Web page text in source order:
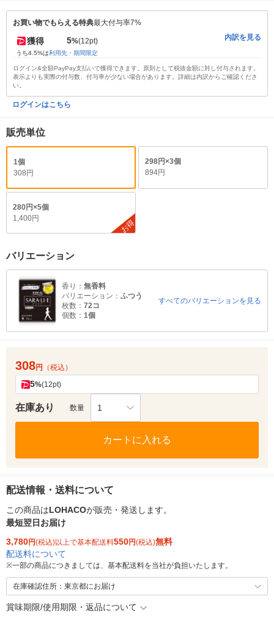
お買い物でもらえる特典最大付与率7%
獲得 5%(12pt)
うち4.5%は利用先・期間限定
内訳を見る
ログイン&全額PayPay支払いで獲得できます。原則として税抜金額に対し付与されます。
表示よりも実際の付与数、付与率が少ない場合があります。詳細は内訳からご確認くださ
い。
ログインはこちら
販売単位
1個
308円
298円×3個
894円
280円×5個
1,400円
お得
バリエーション
香り： 無香料
バリエーション： ふつう
枚数： 72コ
個数： 1個
すべてのバリエーションを見る
308円 （税込）
5%(12pt)
在庫あり 数量 1
カートに入れる
配送情報・送料について
この商品はLOHACOが販売・発送します。
最短翌日お届け
3,780円(税込)以上で基本配送料550円(税込)無料
配送料について
※一部の商品につきましては、基本配送料を当社が負担いたします。
在庫確認住所：東京都にお届け
賞味期限/使用期限・返品について